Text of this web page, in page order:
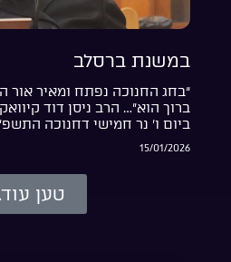
במשנת ברסלב
“בחג החנוכה נפתח ומאיר
ברוך הוא”… הרב ניסן דוד
ביום ו’ נר חמישי דחנוכה
15/01/2026
טען